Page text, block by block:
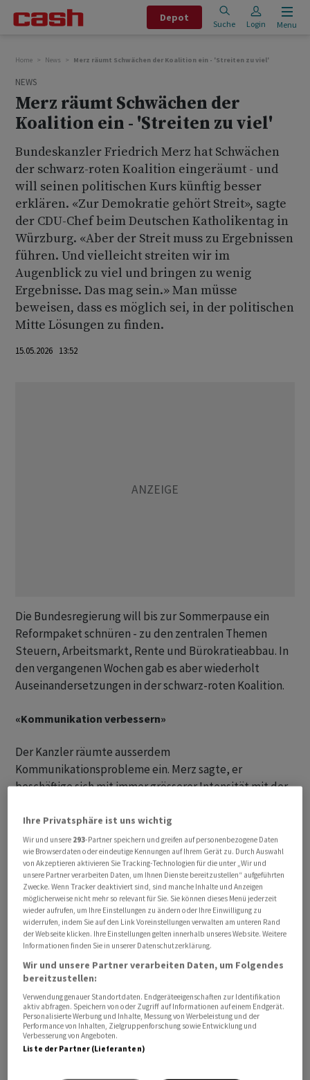
Depot
Suche Login Menu
Home News Merz räumt Schwächen der Koalition ein - 'Streiten zu viel'
NEWS
Merz räumt Schwächen der
Koalition ein - 'Streiten zu viel'
Bundeskanzler Friedrich Merz hat Schwächen
der schwarz-roten Koalition eingeräumt - und
will seinen politischen Kurs künftig besser
erklären. «Zur Demokratie gehört Streit», sagte
der CDU-Chef beim Deutschen Katholikentag in
Würzburg. «Aber der Streit muss zu Ergebnissen
führen. Und vielleicht streiten wir im
Augenblick zu viel und bringen zu wenig
Ergebnisse. Das mag sein.» Man müsse
beweisen, dass es möglich sei, in der politischen
Mitte Lösungen zu finden.
15.05.2026 13:52
Die Bundesregierung will bis zur Sommerpause ein
Reformpaket schnüren - zu den zentralen Themen
Steuern, Arbeitsmarkt, Rente und Bürokratieabbau. In
den vergangenen Wochen gab es aber wiederholt
Auseinandersetzungen in der schwarz-roten Koalition.
«Kommunikation verbessern»
Der Kanzler räumte ausserdem
Kommunikationsprobleme ein. Merz sagte, er
beschäftige sich mit immer grösserer Intensität mit der
gelinge, die Menschen im Land hinreichend zu erreichen
und zu überzeugen - darüber, dass der Weg, den er
versuche, in der Regierung einzuschlagen, der richtige
sei. «Ich weiss, dass ich in meiner Kommunikation etwas
verbessern muss, damit diese Botschaft besser
verstanden wird.» Der Kanzler antwortete in Würzburg
bei einer Podiumsdiskussion auf Fragen vor allem
junger Leute.
Ihre Privatsphäre ist uns wichtig
Wir und unsere 293-Partner speichern und greifen auf personenbezogene Daten
wie Browserdaten oder eindeutige Kennungen auf Ihrem Gerät zu. Durch Auswahl
von Akzeptieren aktivieren Sie Tracking-Technologien für die unter „Wir und
unsere Partner verarbeiten Daten, um Ihnen Dienste bereitzustellen“ aufgeführten
Zwecke. Wenn Tracker deaktiviert sind, sind manche Inhalte und Anzeigen
möglicherweise nicht mehr so relevant für Sie. Sie können dieses Menü jederzeit
wieder aufrufen, um Ihre Einstellungen zu ändern oder Ihre Einwilligung zu
widerrufen, indem Sie auf den Link Voreinstellungen verwalten am unteren Rand
der Webseite klicken. Ihre Einstellungen gelten innerhalb unseres Website. Weitere
Informationen finden Sie in unserer Datenschutzerklärung.
Wir und unsere Partner verarbeiten Daten, um Folgendes
bereitzustellen:
Verwendung genauer Standortdaten. Endgeräteeigenschaften zur Identifikation
aktiv abfragen. Speichern von oder Zugriff auf Informationen auf einem Endgerät.
Personalisierte Werbung und Inhalte, Messung von Werbeleistung und der
Performance von Inhalten, Zielgruppenforschung sowie Entwicklung und
Verbesserung von Angeboten.
Liste der Partner (Lieferanten)